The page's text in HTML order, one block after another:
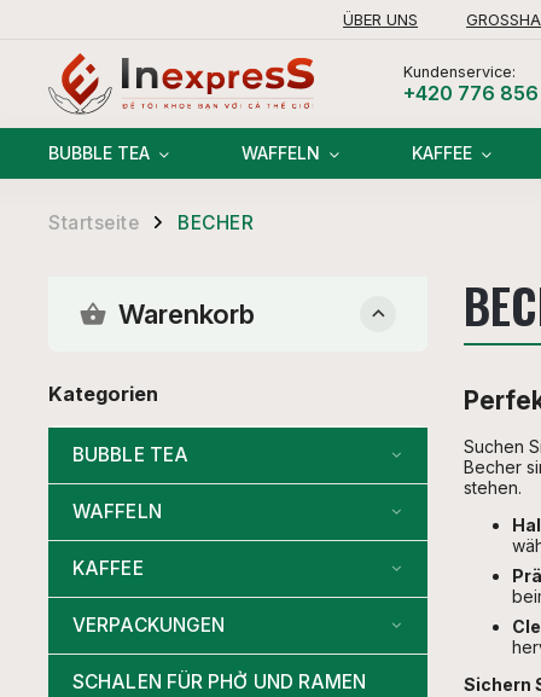
ÜBER UNS
Kundenservice:
+420 776
BUBBLE TEA WAFFELN KAFFEE
Startseite / BECHER
Warenkorb
Kategorien
BUBBLE TEA
WAFFELN
KAFFEE
VERPACKUNGEN
SCHALEN FÜR PHỞ UND RAMEN
Suchen
Becher
stehen.
Sichern